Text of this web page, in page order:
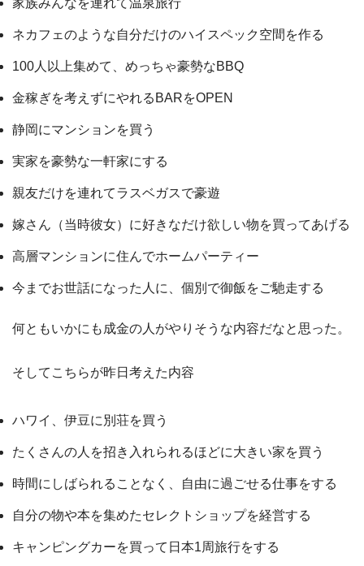
家族みんなを連れて温泉旅行
ネカフェのような自分だけのハイスペック空間を作る
100人以上集めて、めっちゃ豪勢なBBQ
金稼ぎを考えずにやれるBARをOPEN
静岡にマンションを買う
実家を豪勢な一軒家にする
親友だけを連れてラスベガスで豪遊
嫁さん（当時彼女）に好きなだけ欲しい物を買ってあげる
高層マンションに住んでホームパーティー
今までお世話になった人に、個別で御飯をご馳走する
何ともいかにも成金の人がやりそうな内容だなと思った。
そしてこちらが昨日考えた内容
ハワイ、伊豆に別荘を買う
たくさんの人を招き入れられるほどに大きい家を買う
時間にしばられることなく、自由に過ごせる仕事をする
自分の物や本を集めたセレクトショップを経営する
キャンピングカーを買って日本1周旅行をする